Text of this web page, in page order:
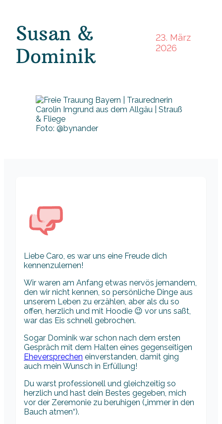
Susan &
Dominik
23. März
2026
Foto: @bynander
Liebe Caro, es war uns eine Freude dich
kennenzulernen!
Wir waren am Anfang etwas nervös jemandem,
den wir nicht kennen, so persönliche Dinge aus
unserem Leben zu erzählen, aber als du so
offen, herzlich und mit Hoodie 😉 vor uns saßt,
war das Eis schnell gebrochen.
Sogar Dominik war schon nach dem ersten
Gespräch mit dem Halten eines gegenseitigen
Eheversprechen einverstanden, damit ging
auch mein Wunsch in Erfüllung!
Du warst professionell und gleichzeitig so
herzlich und hast dein Bestes gegeben, mich
vor der Zeremonie zu beruhigen („immer in den
Bauch atmen“).